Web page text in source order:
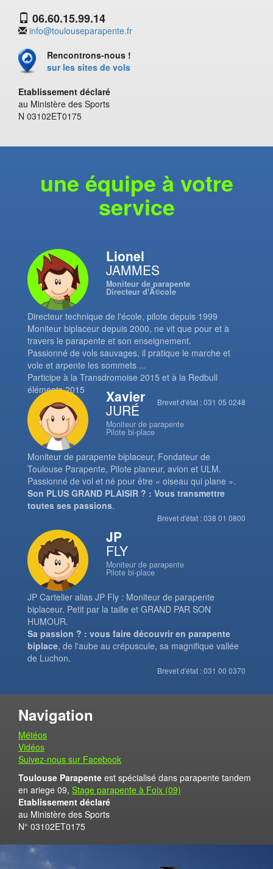
06.60.15.99.14
info@toulouseparapente.fr
Rencontrons-nous !
sur les sites de vols
Etablissement déclaré
au Ministère des Sports
N 03102ET0175
une équipe à votre
service
Lionel
JAMMES
Moniteur de parapente
Directeur d'Ã©cole
Directeur technique de l'école, pilote depuis 1999
Moniteur biplaceur depuis 2000, ne vit que pour et à
travers le parapente et son enseignement.
Passionné de vols sauvages, il pratique le marche et
vole et arpente les sommets ...
Participe à la Transdromoise 2015 et à la Redbull
éléments 2015
Brevet d'état : 031 05 0248
Xavier
JURÉ
Moniteur de parapente
Pilote bi-place
Moniteur de parapente biplaceur, Fondateur de
Toulouse Parapente, Pilote planeur, avion et ULM.
Passionné de vol et né pour être « oiseau qui plane ».
Son PLUS GRAND PLAISIR ? : Vous transmettre
toutes ses passions.
Brevet d'état : 038 01 0800
JP
FLY
Moniteur de parapente
Pilote bi-place
JP Cartelier alias JP Fly : Moniteur de parapente
biplaceur. Petit par la taille et GRAND PAR SON
HUMOUR.
Sa passion ? : vous faire découvrir en parapente
biplace, de l'aube au crépuscule, sa magnifique vallée
de Luchon.
Brevet d'état : 031 00 0370
Navigation
Météos
Vidéos
Suivez-nous sur Facebook
Toulouse Parapente est spécialisé dans parapente tandem
en ariege 09, Stage parapente à Foix (09)
Etablissement déclaré
au Ministère des Sports
N° 03102ET0175